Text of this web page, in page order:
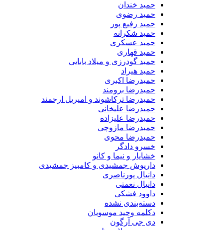
حمید خندان
حمید رضوی
حمید رفیع پور
حمید شکرانه
حمید عسکری
حمید قهاری
حمید گودرزی و میلاد بابایی
حمید هیراد
حمیدرضا اکبری
حمیدرضا برومند
حمیدرضا ترکاشوند و امیریل ارجمند
حمیدرضا علیخانی
حمیدرضا علیزاده
حمیدرضا مازوچی
حمیدرضا محوی
خسرو دادگر
خشایار و نیما و کانو
داریوش جمشیدی و کامبیز جمشیدی
دانیال پورناصری
دانیال نعمتی
داوود فشکی
دسته‌بندی نشده
دکلمه وحید موسویان
دی جی آرگون